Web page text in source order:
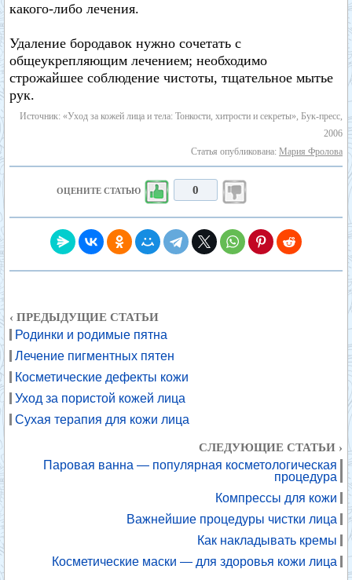
какого-либо лечения.
Удаление бородавок нужно сочетать с
общеукрепляющим лечением; необходимо
строжайшее соблюдение чистоты, тщательное мытье
рук.
Источник: «Уход за кожей лица и тела: Тонкости, хитрости и секреты», Бук-пресс,
2006
Статья опубликована: Мария Фролова
ОЦЕНИТЕ СТАТЬЮ 0
‹ ПРЕДЫДУЩИЕ СТАТЬИ
Родинки и родимые пятна
Лечение пигментных пятен
Косметические дефекты кожи
Уход за пористой кожей лица
Сухая терапия для кожи лица
СЛЕДУЮЩИЕ СТАТЬИ ›
Паровая ванна — популярная косметологическая
процедура
Компрессы для кожи
Важнейшие процедуры чистки лица
Как накладывать кремы
Косметические маски — для здоровья кожи лица